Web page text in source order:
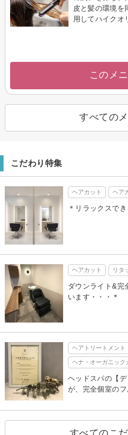
皮と髪の環境を
用してハイクオ
このメ
すべての
こだわり特集
ヘアカット ヘア
＊リラックスで
ヘアカット リタ
ダウンライト&完
います・・・＊
ヘアトリートメント
ヘナ・オーガニック
ヘッドスパの【
が、完全個室の
すべてのこ